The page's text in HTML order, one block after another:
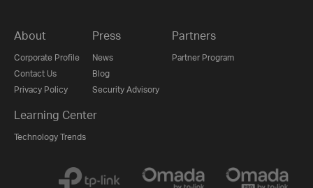
About
Corporate Profile
Contact Us
Privacy Policy
Press
News
Blog
Security Advisory
Partners
Partner Program
Learning Center
Technology Trends